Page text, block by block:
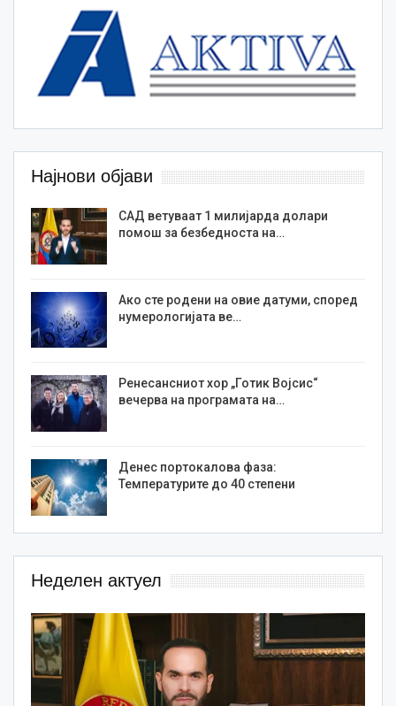
Најнови објави
САД ветуваат 1 милијарда долари
помош за безбедноста на…
Ако сте родени на овие датуми, според
нумерологијата ве…
Ренесансниот хор „Готик Војсис“
вечерва на програмата на…
Денес портокалова фаза:
Температурите до 40 степени
Неделен актуел